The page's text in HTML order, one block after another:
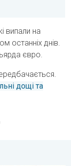
випали на
останніх днів.
євро.
дощі та